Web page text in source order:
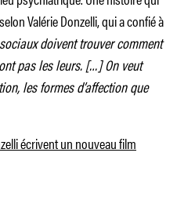
Valérie Donzelli, qui a confié à
doivent trouver comment
pas les leurs. […] On veut
les formes d’affection que
écrivent un nouveau film